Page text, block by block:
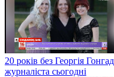
20 років без Георгія
журналіста сьогодні